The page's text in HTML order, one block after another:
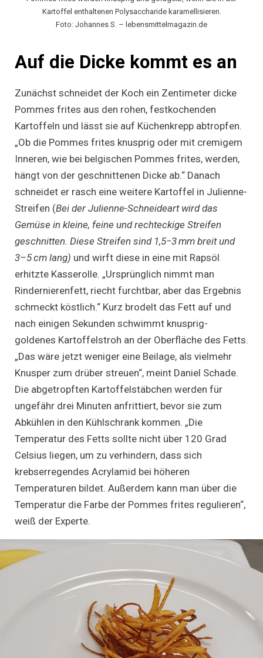
Kartoffel enthaltenen Polysaccharide karamellisieren.
Foto: Johannes S. – lebensmittelmagazin.de
Auf die Dicke kommt es an
Zunächst schneidet der Koch ein Zentimeter dicke
Pommes frites aus den rohen, festkochenden
Kartoffeln und lässt sie auf Küchenkrepp abtropfen.
„Ob die Pommes frites knusprig oder mit cremigem
Inneren, wie bei belgischen Pommes frites, werden,
hängt von der geschnittenen Dicke ab.“ Danach
schneidet er rasch eine weitere Kartoffel in Julienne-
Streifen (Bei der Julienne-Schneideart wird das
Gemüse in kleine, feine und rechteckige Streifen
geschnitten. Diese Streifen sind 1,5−3 mm breit und
3–5 cm lang) und wirft diese in eine mit Rapsöl
erhitzte Kasserolle. „Ursprünglich nimmt man
Rindernierenfett, riecht furchtbar, aber das Ergebnis
schmeckt köstlich.“ Kurz brodelt das Fett auf und
nach einigen Sekunden schwimmt knusprig-
goldenes Kartoffelstroh an der Oberfläche des Fetts.
„Das wäre jetzt weniger eine Beilage, als vielmehr
Knusper zum drüber streuen“, meint Daniel Schade.
Die abgetropften Kartoffelstäbchen werden für
ungefähr drei Minuten anfrittiert, bevor sie zum
Abkühlen in den Kühlschrank kommen. „Die
Temperatur des Fetts sollte nicht über 120 Grad
Celsius liegen, um zu verhindern, dass sich
krebserregendes Acrylamid bei höheren
Temperaturen bildet. Außerdem kann man über die
Temperatur die Farbe der Pommes frites regulieren“,
weiß der Experte.